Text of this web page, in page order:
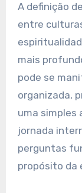
A definição
entre
mais
pode se
organizada,
uma simples
jornada
perguntas
propósito da